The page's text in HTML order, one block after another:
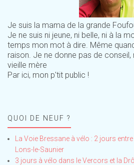
Je suis la mama de la grande
Je ne suis ni jeune, ni belle, ni à la
temps mon mot à dire. Même
raison. Je ne donne pas de
vieille mère
Par ici, mon p'tit public !
QUOI DE NEUF ?
La Voie Bressane à vélo : 2 jours
Lons-le-Saunier
3 jours à vélo dans le Vercors et la